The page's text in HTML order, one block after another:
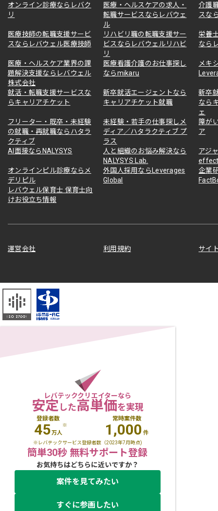
オンライン診療ならレバク
リ
医療・ヘルスケアの求人・
転職サービスならレバウェ
ル
介護
スな
医療技師の転職支援サービ
スならレバウェル医療技師
リハビリ職の転職支援サー
ビスならレバウェルリハビ
リ
栄養
なら
医療・ヘルスケア業界の課
題解決支援ならレバウェル
株式会社
医療看護介護のお仕事探し
ならmikaru
メキ
就活・転職支援サービスな
らキャリアチケット
新卒就活エージェントなら
キャリアチケット就職
新卒
なら
ェ
フリーター・既卒・未経験
の就職・再就職ならハタラ
クティブ
未経験・若手の仕事探しメ
ディア／ハタラクティブ プ
ラス
障が
ア
AI面接ならNALYSYS
人と組織のお悩み解決なら
NALYSYS Lab.
アジ
オンラインピル診療ならメ
デリピル
外国人採用ならLeverages
Global
企業
レバウェル保育士 保育士向
けお役立ち情報
運営会社 利用規約 サイ
レバテッククリエイターなら
安定した高単価を実現
登録者数
45万人
※
常時案件数
1,000 件
※レバテックサービス登録者数（2023年7月時点)
簡単30秒 無料サポート登録
お気持ちはどちらに近いですか？
案件を見てみたい
すぐに参画したい